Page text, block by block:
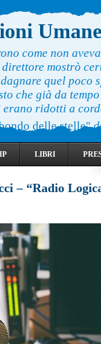
Umane
come non
mostrò
quel poco
che già da
erano ridotti a
delle stelle"
LIBRI
– “Radio